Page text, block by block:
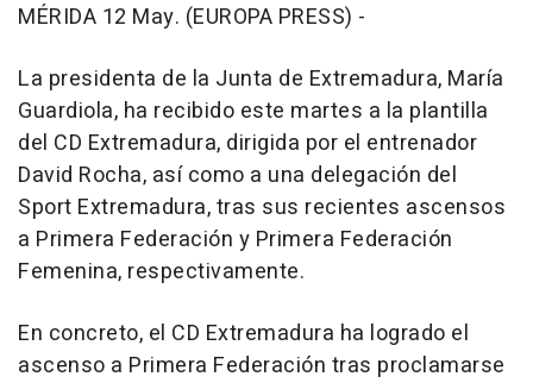
MÉRIDA 12 May. (EUROPA PRESS) -
La presidenta de la Junta de Extremadura, María
Guardiola, ha recibido este martes a la plantilla
del CD Extremadura, dirigida por el entrenador
David Rocha, así como a una delegación del
Sport Extremadura, tras sus recientes ascensos
a Primera Federación y Primera Federación
Femenina, respectivamente.
En concreto, el CD Extremadura ha logrado el
ascenso a Primera Federación tras proclamarse